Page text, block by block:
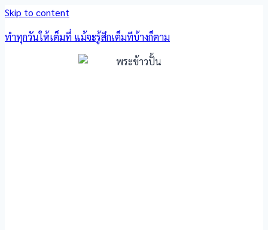
Skip to content
ทำทุกวันให้เต็มที่ แม้จะรู้สึกเต็มทีบ้างก็ตาม